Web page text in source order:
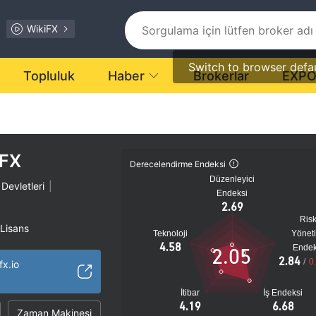
WikiFX
Switch to browser
Topluluk Haber Brokerlar EXPO
risk
Zaman Makinesi
Derecelendirme Endeksi
Düzenleyici
Endeksi
2.69
Teknoloji
4.58
İtibar
4.19
İş Endeksi
6.68
2.84 /
2.05